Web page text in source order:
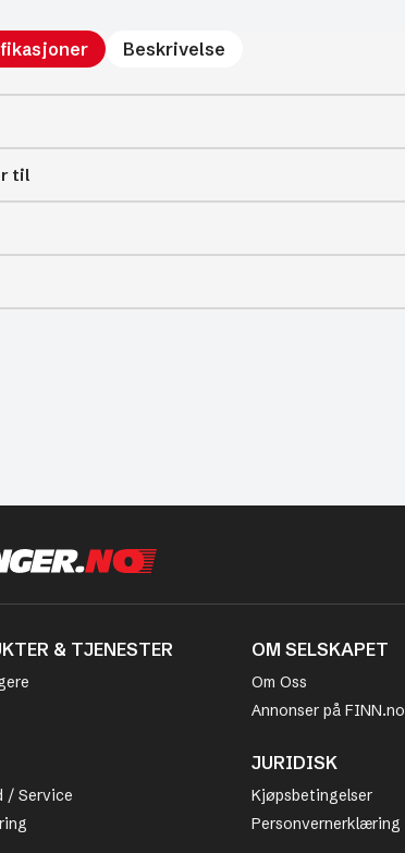
Beskrivelse
til
& TJENESTER
/ Service
OM SELSKAPET
Om Oss
Annonser på FINN.no
JURIDISK
Kjøpsbetingelser
Personvernerklæring